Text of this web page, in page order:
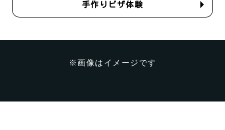
手作りピザ体験
※画像はイメージです